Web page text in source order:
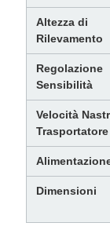
Altezza di
Rilevamento
Regolazione
Sensibilità
Velocità
Trasportatore
Dimensioni